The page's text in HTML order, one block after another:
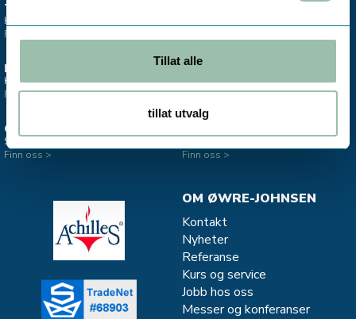
Tillat alle
tillat utvalg
TRONDHEIM
Hovedkontor & lager
Finn oss >
ESTLAND
Kontor - Salg Divako
Finn oss >
OSLO
Salgskontor instrumentering
Finn oss >
STAVANGER
Salgskontor CJC - oljefiltrering
Finn oss >
Finn oss >
OM ØWRE-JOHNSEN
Kontakt
Nyheter
Referanse
Kurs og service
Jobb hos oss
Messer og konferanser